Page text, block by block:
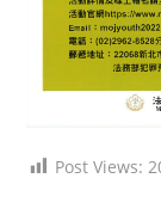
Post Views: